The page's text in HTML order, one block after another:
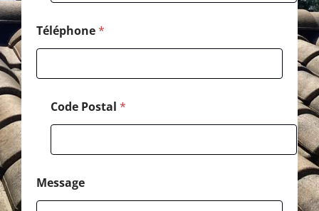
Téléphone*
Code Postal *
Message